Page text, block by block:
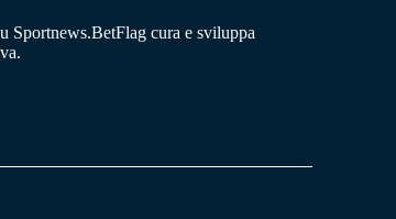
Sportnews.BetFlag cura e sviluppa